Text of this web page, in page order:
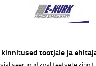
tootjale ja